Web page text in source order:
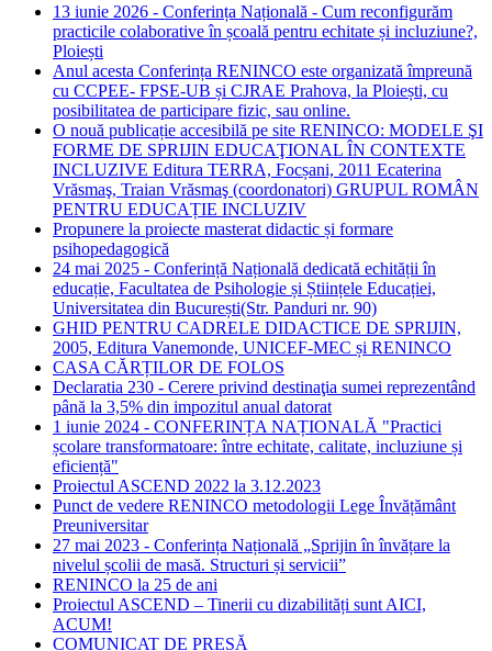
13 iunie 2026 - Conferința Națională - Cum reconfigurăm
practicile colaborative în școală pentru echitate și incluziune?,
Ploiești
Anul acesta Conferința RENINCO este organizată împreună
cu CCPEE- FPSE-UB și CJRAE Prahova, la Ploiești, cu
posibilitatea de participare fizic, sau online.
O nouă publicație accesibilă pe site RENINCO: MODELE ŞI
FORME DE SPRIJIN EDUCAŢIONAL ÎN CONTEXTE
INCLUZIVE Editura TERRA, Focșani, 2011 Ecaterina
Vrăsmaş, Traian Vrăsmaş (coordonatori) GRUPUL ROMÂN
PENTRU EDUCAȚIE INCLUZIV
Propunere la proiecte masterat didactic și formare
psihopedagogică
24 mai 2025 - Conferință Națională dedicată echității în
educație, Facultatea de Psihologie și Științele Educației,
Universitatea din București(Str. Panduri nr. 90)
GHID PENTRU CADRELE DIDACTICE DE SPRIJIN,
2005, Editura Vanemonde, UNICEF-MEC și RENINCO
CASA CĂRȚILOR DE FOLOS
Declaratia 230 - Cerere privind destinaţia sumei reprezentând
până la 3,5% din impozitul anual datorat
1 iunie 2024 - CONFERINȚA NAȚIONALĂ "Practici
școlare transformatoare: între echitate, calitate, incluziune și
eficiență"
Proiectul ASCEND 2022 la 3.12.2023
Punct de vedere RENINCO metodologii Lege Învățământ
Preuniversitar
27 mai 2023 - Conferința Națională „Sprijin în învățare la
nivelul școlii de masă. Structuri și servicii”
RENINCO la 25 de ani
Proiectul ASCEND – Tinerii cu dizabilități sunt AICI,
ACUM!
COMUNICAT DE PRESĂ